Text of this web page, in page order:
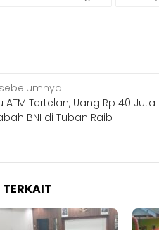
ATM Tertelan, Uang Rp 40 Juta
BNI di Tuban Raib
TERKAIT